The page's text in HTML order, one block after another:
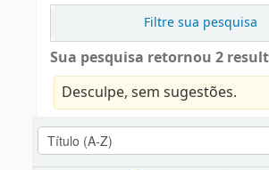
Filtre sua pesquisa
Sua pesquisa retornou 2
Desculpe, sem sugestões.